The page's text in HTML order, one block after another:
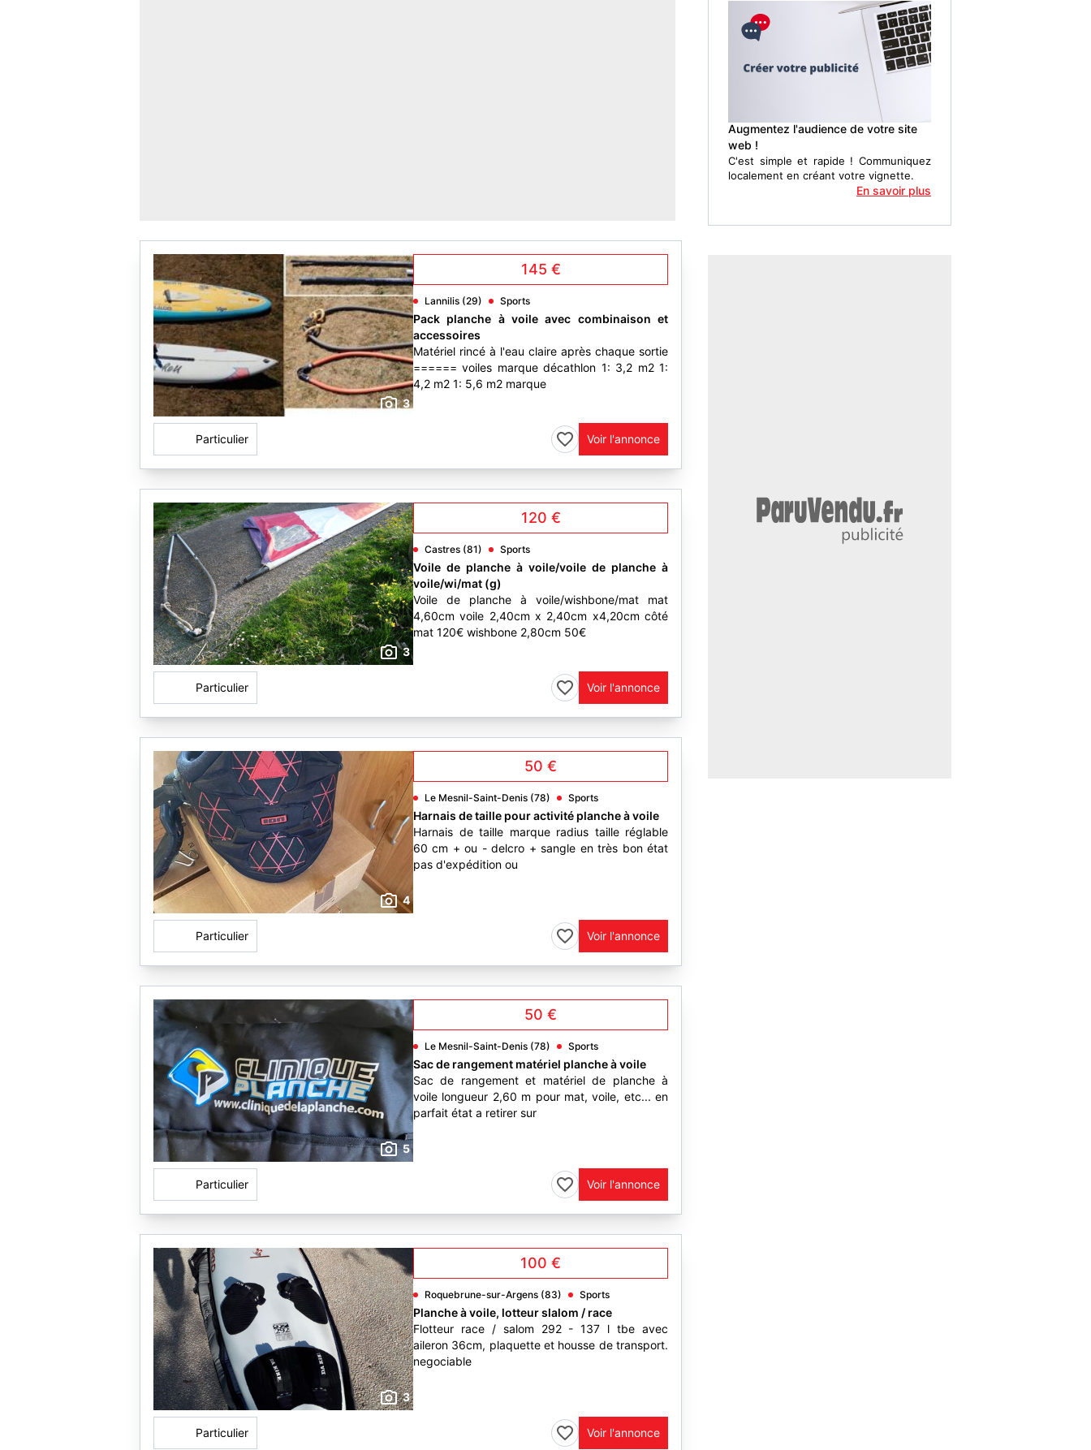
3
145 €
Lannilis (29) Sports
Pack planche à voile avec combinaison et
accessoires
Matériel rincé à l'eau claire après chaque sortie
====== voiles marque décathlon 1: 3,2 m2 1:
4,2 m2 1: 5,6 m2 marque
Particulier Voir l'annonce
3
120 €
Castres (81) Sports
Voile de planche à voile/voile de planche à
voile/wi/mat (g)
Voile de planche à voile/wishbone/mat mat
4,60cm voile 2,40cm x 2,40cm x4,20cm côté
mat 120€ wishbone 2,80cm 50€
Particulier Voir l'annonce
4
50 €
Le Mesnil-Saint-Denis (78) Sports
Harnais de taille pour activité planche à voile
Harnais de taille marque radius taille réglable
60 cm + ou - delcro + sangle en très bon état
pas d'expédition ou
Particulier Voir l'annonce
5
50 €
Le Mesnil-Saint-Denis (78) Sports
Sac de rangement matériel planche à voile
Sac de rangement et matériel de planche à
voile longueur 2,60 m pour mat, voile, etc... en
parfait état a retirer sur
Particulier Voir l'annonce
3
100 €
Roquebrune-sur-Argens (83) Sports
Planche à voile, lotteur slalom / race
Flotteur race / salom 292 - 137 l tbe avec
aileron 36cm, plaquette et housse de transport.
negociable
Particulier Voir l'annonce
Augmentez l'audience de votre site
web !
C'est simple et rapide ! Communiquez
localement en créant votre vignette.
En savoir plus